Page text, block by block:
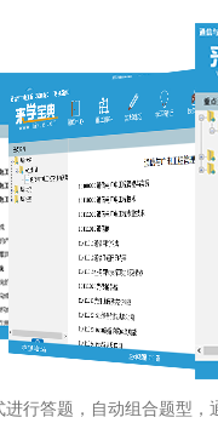
行答题，自动组合题型